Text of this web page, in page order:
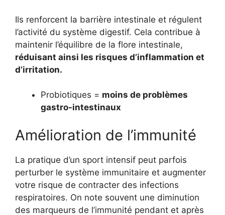
Ils renforcent la barrière intestinale et régulent
l’activité du système digestif. Cela contribue à
maintenir l’équilibre de la flore intestinale,
réduisant ainsi les risques d’inflammation et
d’irritation.
Probiotiques = moins de problèmes
gastro-intestinaux
Amélioration de l’immunité
La pratique d’un sport intensif peut parfois
perturber le système immunitaire et augmenter
votre risque de contracter des infections
respiratoires. On note souvent une diminution
des marqueurs de l’immunité pendant et après